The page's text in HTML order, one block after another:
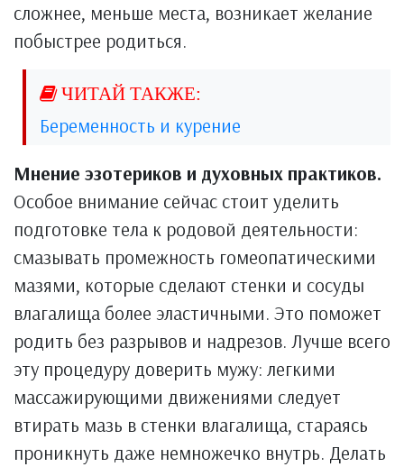
сложнее, меньше места, возникает желание
побыстрее родиться.
Беременность и курение
Мнение эзотериков и духовных практиков.
Особое внимание сейчас стоит уделить
подготовке тела к родовой деятельности:
смазывать промежность гомеопатическими
мазями, которые сделают стенки и сосуды
влагалища более эластичными. Это поможет
родить без разрывов и надрезов. Лучше всего
эту процедуру доверить мужу: легкими
массажирующими движениями следует
втирать мазь в стенки влагалища, стараясь
проникнуть даже немножечко внутрь. Делать